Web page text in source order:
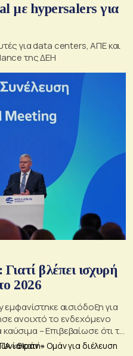
με hypersalers για
για data centers, ΑΠΕ και
της ΔΕΗ
βλέπει ισχυρή
2026
εμφανίστηκε αισιόδοξη για
ανοιχτό το ενδεχόμενο
– Επιβεβαίωσε ότι το
Βόρειο Ιόνιο